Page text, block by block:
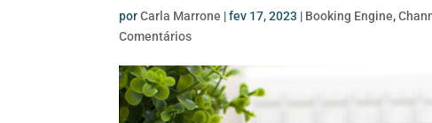
porCarla Marrone |fev 17, 2023 | Booking Engine,
Comentários